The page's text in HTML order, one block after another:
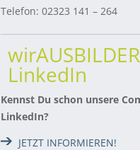
Telefon: 02323 141 – 264
LinkedIn
Kennst Du schon unsere
LinkedIn?
JETZT INFORMIEREN!